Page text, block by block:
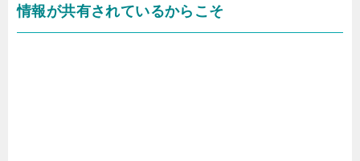
情報が共有されているからこそ